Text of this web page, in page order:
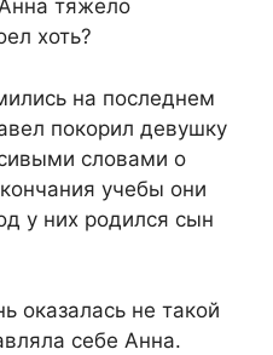
тяжело
хоть?
на последнем
покорил девушку
словами о
учебы они
у них родился сын
оказалась не такой
себе Анна.